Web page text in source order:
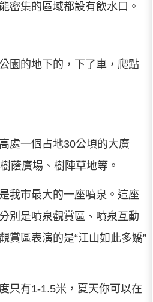
密集的區域都設有飲水口。
園的地下的，下了車，爬點
處一個占地30公頃的大廣
蔭廣場、樹陣草地等。
我市最大的一座噴泉。這座
別是噴泉觀賞區、噴泉互動
賞區表演的是“江山如此多嬌”
只有1-1.5米，夏天你可以在